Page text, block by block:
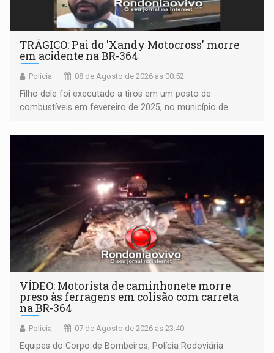
TRÁGICO: Pai do 'Xandy Motocross' morre
em acidente na BR-364
Polícia 08 de Agosto de 2026 às 00:52
Filho dele foi executado a tiros em um posto de
combustíveis em fevereiro de 2025, no município de
VÍDEO: Motorista de caminhonete morre
preso às ferragens em colisão com carreta
na BR-364
Polícia 07 de Agosto de 2026 às 23:40
Equipes do Corpo de Bombeiros, Polícia Rodoviária